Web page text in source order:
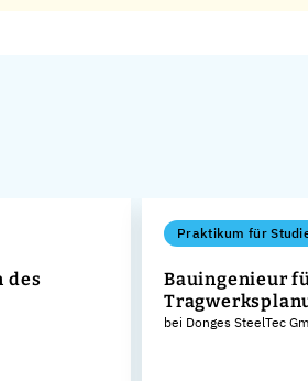
des
Praktikum für
Bauingenieur
bei Donges SteelTec